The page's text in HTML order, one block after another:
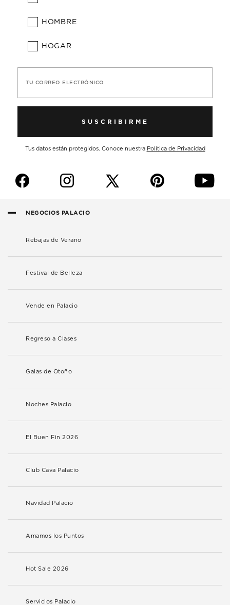
HOMBRE
HOGAR
TU CORREO ELECTRÓNICO
SUSCRIBIRME
Tus datos están protegidos. Conoce nuestra Política de Privacidad
f i p y
NEGOCIOS PALACIO
Rebajas de Verano
Festival de Belleza
Vende en Palacio
Regreso a Clases
Galas de Otoño
Noches Palacio
El Buen Fin 2026
Club Cava Palacio
Navidad Palacio
Amamos los Puntos
Hot Sale 2026
Servicios Palacio